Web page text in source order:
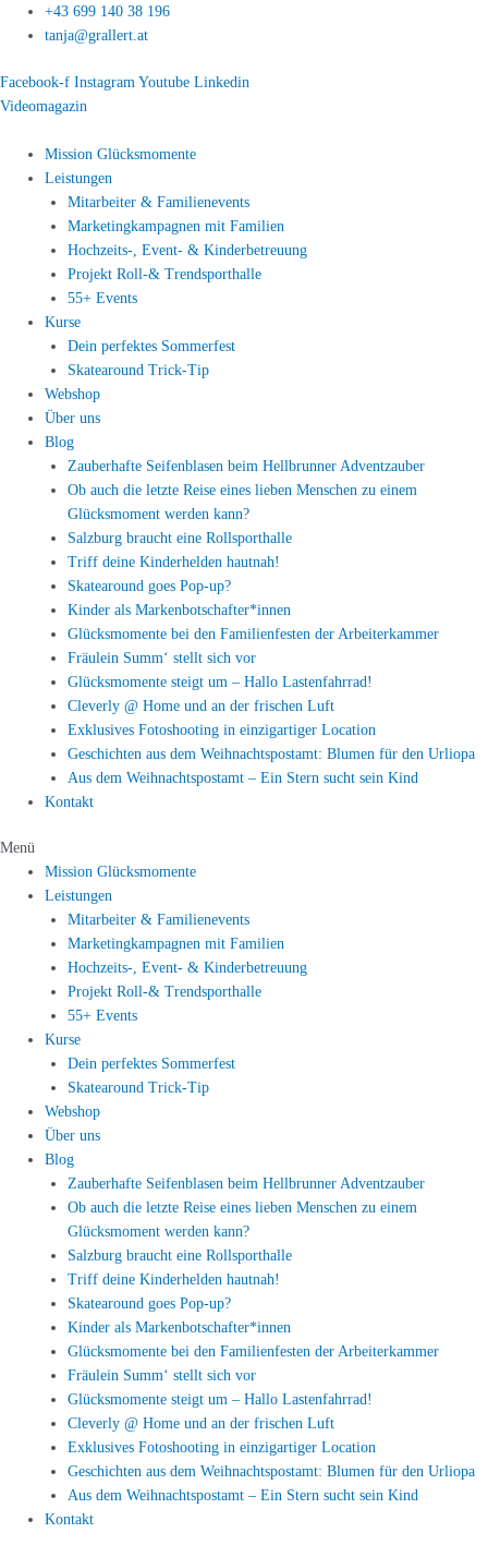
Inhalt
+43 699 140 38 196
tanja@grallert.at
Facebook-f Instagram Youtube Linkedin
Videomagazin
Mission Glücksmomente
Leistungen
Mitarbeiter & Familienevents
Marketingkampagnen mit Familien
Hochzeits-, Event- & Kinderbetreuung
Projekt Roll-& Trendsporthalle
55+ Events
Kurse
Dein perfektes Sommerfest
Skatearound Trick-Tip
Webshop
Über uns
Blog
Zauberhafte Seifenblasen beim Hellbrunner Adventzauber
Ob auch die letzte Reise eines lieben Menschen zu einem
Glücksmoment werden kann?
Salzburg braucht eine Rollsporthalle
Triff deine Kinderhelden hautnah!
Skatearound goes Pop-up?
Kinder als Markenbotschafter*innen
Glücksmomente bei den Familienfesten der Arbeiterkammer
Fräulein Summ‘ stellt sich vor
Glücksmomente steigt um – Hallo Lastenfahrrad!
Cleverly @ Home und an der frischen Luft
Exklusives Fotoshooting in einzigartiger Location
Geschichten aus dem Weihnachtspostamt: Blumen für den Urliopa
Aus dem Weihnachtspostamt – Ein Stern sucht sein Kind
Kontakt
Menü
Mission Glücksmomente
Leistungen
Mitarbeiter & Familienevents
Marketingkampagnen mit Familien
Hochzeits-, Event- & Kinderbetreuung
Projekt Roll-& Trendsporthalle
55+ Events
Kurse
Dein perfektes Sommerfest
Skatearound Trick-Tip
Webshop
Über uns
Blog
Zauberhafte Seifenblasen beim Hellbrunner Adventzauber
Ob auch die letzte Reise eines lieben Menschen zu einem
Glücksmoment werden kann?
Salzburg braucht eine Rollsporthalle
Triff deine Kinderhelden hautnah!
Skatearound goes Pop-up?
Kinder als Markenbotschafter*innen
Glücksmomente bei den Familienfesten der Arbeiterkammer
Fräulein Summ‘ stellt sich vor
Glücksmomente steigt um – Hallo Lastenfahrrad!
Cleverly @ Home und an der frischen Luft
Exklusives Fotoshooting in einzigartiger Location
Geschichten aus dem Weihnachtspostamt: Blumen für den Urliopa
Aus dem Weihnachtspostamt – Ein Stern sucht sein Kind
Kontakt